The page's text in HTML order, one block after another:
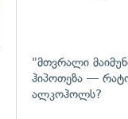
"მთვრალი
ჰიპოთეზა —
ალკოჰოლს?